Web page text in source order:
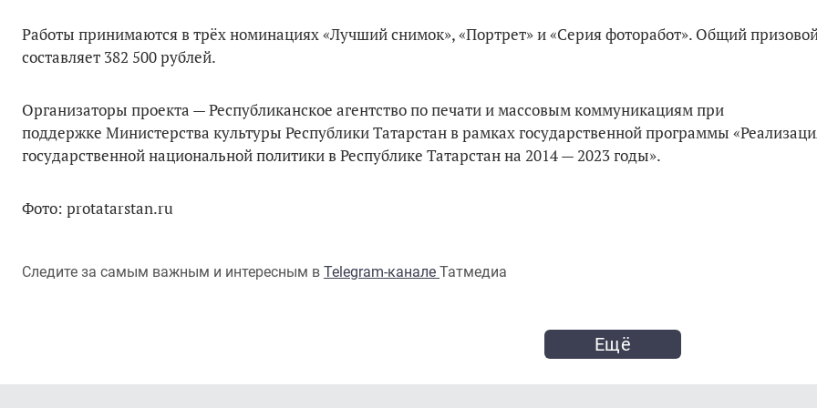
Работы принимаются в трёх номинациях «Лучший снимок», «Портрет» и «Серия фоторабот». Общий
составляет 382 500 рублей.
Организаторы проекта — Республиканское агентство по печати и массовым коммуникациям при
поддержке Министерства культуры Республики Татарстан в рамках государственной программы
государственной национальной политики в Республике Татарстан на 2014 — 2023 годы».
Фото: protatarstan.ru
Следите за самым важным и интересным в Telegram-канале Татмедиа
Ещё